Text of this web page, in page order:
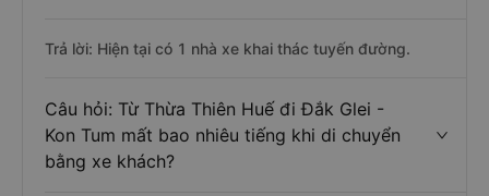
Trả lời: Hiện tại có 1 nhà xe khai thác tuyến đường.
Câu hỏi: Từ Thừa Thiên Huế đi Đắk Glei -
Kon Tum mất bao nhiêu tiếng khi di chuyển
bằng xe khách?